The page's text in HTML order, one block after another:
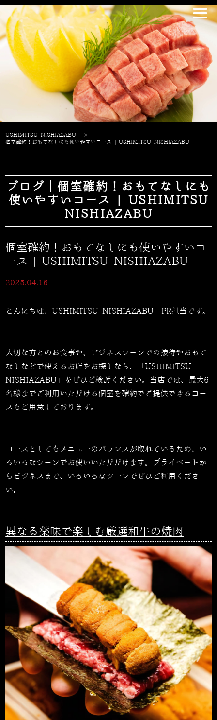
USHIMITSU NISHIAZABU
>
個室確約！おもてなしにも使いやすいコース | USHIMITSU NISHIAZABU
ブログ｜個室確約！おもてなしにも
使いやすいコース | USHIMITSU
NISHIAZABU
個室確約！おもてなしにも使いやすいコ
ース | USHIMITSU NISHIAZABU
2025.04.16
こんにちは、USHIMITSU NISHIAZABU PR担当です。
大切な方とのお食事や、ビジネスシーンでの接待やおもて
なしなどで使えるお店をお探しなら、「USHIMITSU
NISHIAZABU」をぜひご検討ください。当店では、最大6
名様までご利用いただける個室を確約でご提供できるコー
スもご用意しております。
コースとしてもメニューのバランスが取れているため、い
ろいろなシーンでお使いいただだけます。プライベートか
らビジネスまで、いろいろなシーンでぜひご利用くださ
い。
異なる薬味で楽しむ厳選和牛の焼肉